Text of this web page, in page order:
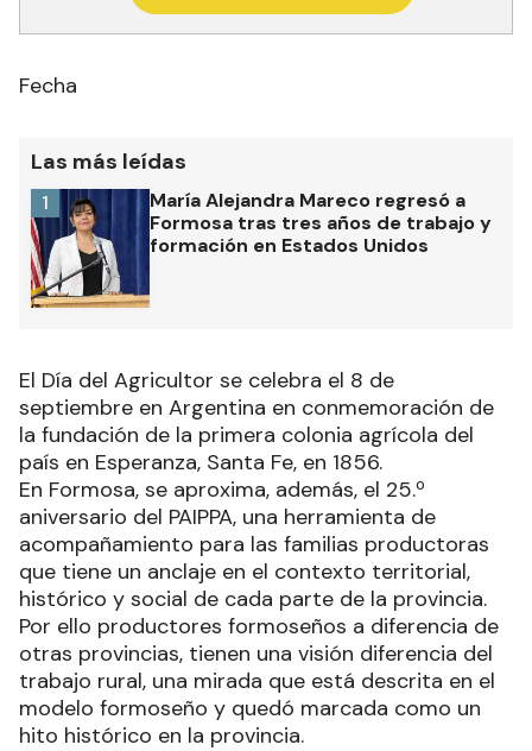
Fecha
Las más leídas
María Alejandra Mareco regresó a
Formosa tras tres años de trabajo y
formación en Estados Unidos
1
El Día del Agricultor se celebra el 8 de
septiembre en Argentina en conmemoración de
la fundación de la primera colonia agrícola del
país en Esperanza, Santa Fe, en 1856.
En Formosa, se aproxima, además, el 25.º
aniversario del PAIPPA, una herramienta de
acompañamiento para las familias productoras
que tiene un anclaje en el contexto territorial,
histórico y social de cada parte de la provincia.
Por ello productores formoseños a diferencia de
otras provincias, tienen una visión diferencia del
trabajo rural, una mirada que está descrita en el
modelo formoseño y quedó marcada como un
hito histórico en la provincia.